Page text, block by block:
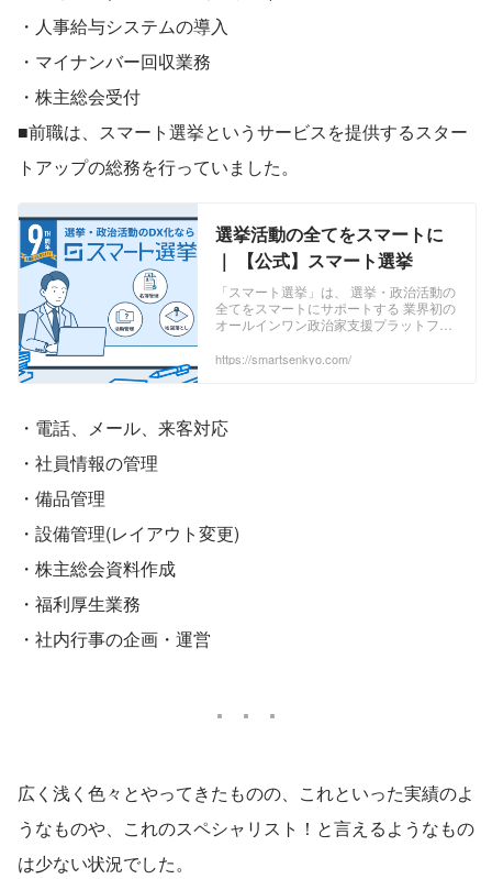
・人事給与システムの導入
・マイナンバー回収業務
・株主総会受付
■前職は、スマート選挙というサービスを提供するスター
トアップの総務を行っていました。
選挙活動の全てをスマートに
｜ 【公式】スマート選挙
「スマート選挙」は、 選挙・政治活動の
全てをスマートにサポートする 業界初の
オールインワン政治家支援プラットフォ
ン住宅地図対応の選挙マップ、日々の活
で管理されることによって状況が見える
化でき、効率よく選挙・政治活動を進め
https://smartsenkyo.com/
・電話、メール、来客対応
・社員情報の管理
・備品管理
・設備管理(レイアウト変更)
・株主総会資料作成
・福利厚生業務
・社内行事の企画・運営
広く浅く色々とやってきたものの、これといった実績のよ
うなものや、これのスペシャリスト！と言えるようなもの
は少ない状況でした。